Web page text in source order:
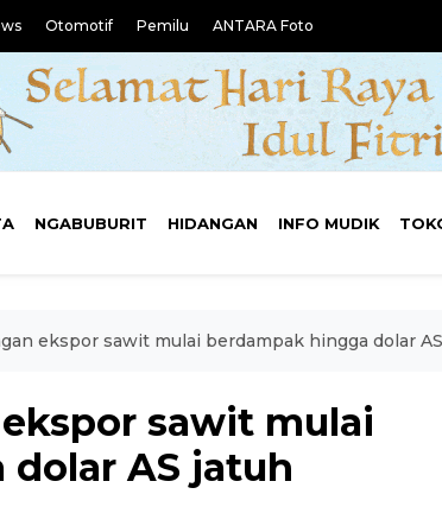
Otomotif Pemilu ANTARA Foto
NGABUBURIT HIDANGAN INFO MUDIK
ekspor sawit mulai berdampak hingga dolar
sawit mulai
AS jatuh